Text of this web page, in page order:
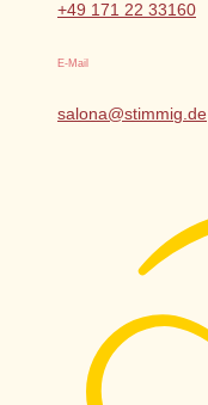
+49 171 22 33160
E-Mail
salona@stimmig.de